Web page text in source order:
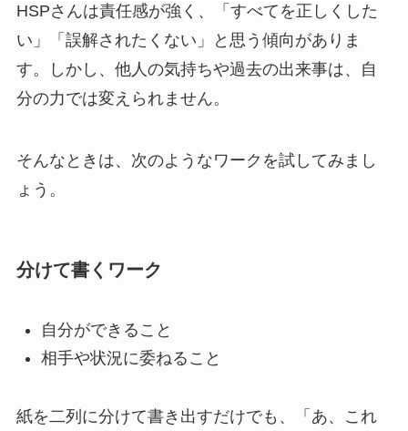
HSPさんは責任感が強く、「すべてを正しくした
い」「誤解されたくない」と思う傾向がありま
す。しかし、他人の気持ちや過去の出来事は、自
分の力では変えられません。
そんなときは、次のようなワークを試してみまし
ょう。
分けて書くワーク
自分ができること
相手や状況に委ねること
紙を二列に分けて書き出すだけでも、「あ、これ